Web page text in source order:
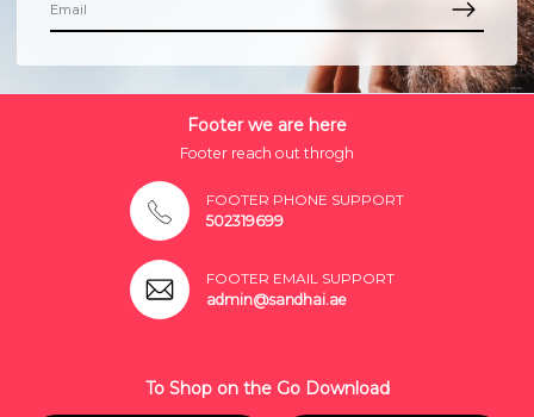
Footer we are here
Footer reach out throgh
FOOTER PHONE SUPPORT
502319699
FOOTER EMAIL SUPPORT
admin@sandhai.ae
To Shop on the Go Download